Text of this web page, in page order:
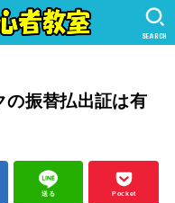
SEARCH
振替払出証は有
送る Pocket